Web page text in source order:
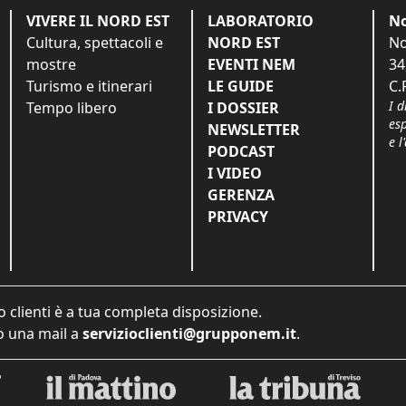
VIVERE IL NORD EST
Cultura, spettacoli e
mostre
Turismo e itinerari
Tempo libero
LABORATORIO
NORD EST
EVENTI NEM
LE GUIDE
I DOSSIER
NEWSLETTER
PODCAST
I VIDEO
GERENZA
PRIVACY
I
e
clienti è a tua completa disposizione.
una mail a servizioclienti@grupponem.it.